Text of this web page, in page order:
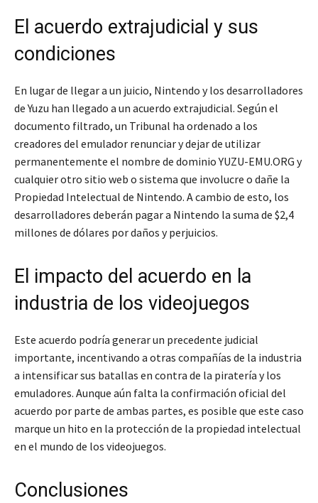
El acuerdo extrajudicial y sus
condiciones
En lugar de llegar a un juicio, Nintendo y los desarrolladores
de Yuzu han llegado a un acuerdo extrajudicial. Según el
documento filtrado, un Tribunal ha ordenado a los
creadores del emulador renunciar y dejar de utilizar
permanentemente el nombre de dominio YUZU-EMU.ORG y
cualquier otro sitio web o sistema que involucre o dañe la
Propiedad Intelectual de Nintendo. A cambio de esto, los
desarrolladores deberán pagar a Nintendo la suma de $2,4
millones de dólares por daños y perjuicios.
El impacto del acuerdo en la
industria de los videojuegos
Este acuerdo podría generar un precedente judicial
importante, incentivando a otras compañías de la industria
a intensificar sus batallas en contra de la piratería y los
emuladores. Aunque aún falta la confirmación oficial del
acuerdo por parte de ambas partes, es posible que este caso
marque un hito en la protección de la propiedad intelectual
en el mundo de los videojuegos.
Conclusiones